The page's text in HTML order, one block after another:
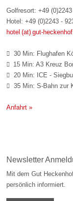
Golfresort: +49
Hotel: +49 (0)2243 -
hotel (at) gut-
 30 Min: Flughafen
 15 Min: A3 Kreuz
 20 Min: ICE -
 35 Min: S-Bahn zur
Anfahrt »
Newsletter
Mit dem Gut
persönlich informiert.